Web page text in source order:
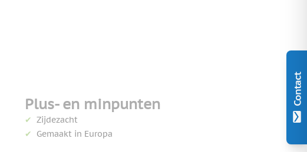
Contact
Plus- en minpunten
Zijdezacht
Gemaakt in Europa